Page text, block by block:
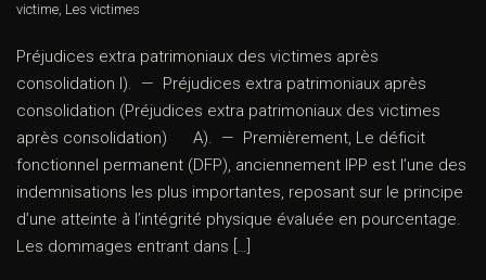
victime, Les victimes
Préjudices extra patrimoniaux des victimes après
consolidation I). — Préjudices extra patrimoniaux après
consolidation (Préjudices extra patrimoniaux des victimes
après consolidation) A). — Premièrement, Le déficit
fonctionnel permanent (DFP), anciennement IPP est l’une des
indemnisations les plus importantes, reposant sur le principe
d’une atteinte à l’intégrité physique évaluée en pourcentage.
Les dommages entrant dans […]